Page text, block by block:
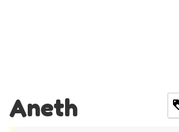
Aneth